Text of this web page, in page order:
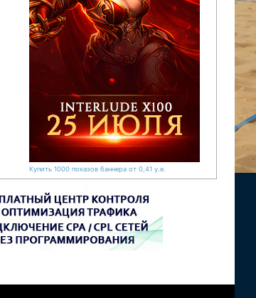
Купить 1000 показов баннера от 0,41 у.е.